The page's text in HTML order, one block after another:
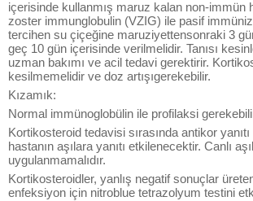
içerisinde kullanmış maruz kalan non-immün
zoster immunglobulin (VZIG) ile pasif
tercihen su çiçeğine maruziyettensonraki 3
geç 10 gün içerisinde verilmelidir. Tanısı
uzman bakımı ve acil tedavi gerektirir.
kesilmemelidir ve doz artışıgerekebilir.
Kızamık:
Normal immünoglobülin ile profilaksi
Kortikosteroid tedavisi sırasında antikor yanıtı
hastanın aşılara yanıtı etkilenecektir. Canlı
uygulanmamalıdır.
Kortikosteroidler, yanlış negatif sonuçlar
enfeksiyon için nitroblue tetrazolyum testini